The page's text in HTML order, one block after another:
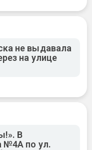
не выдавала
на улице
В
№4А по ул.